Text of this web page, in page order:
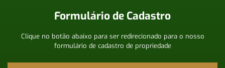
Formulário de Cadastro
Clique no botão abaixo para ser redirecionado para o nosso
formulário de cadastro de propriedade